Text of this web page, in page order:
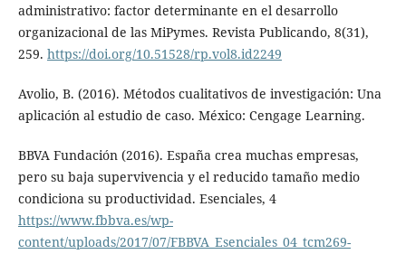
administrativo: factor determinante en el desarrollo
organizacional de las MiPymes. Revista Publicando, 8(31),
259. https://doi.org/10.51528/rp.vol8.id2249
Avolio, B. (2016). Métodos cualitativos de investigación: Una
aplicación al estudio de caso. México: Cengage Learning.
BBVA Fundación (2016). España crea muchas empresas,
pero su baja supervivencia y el reducido tamaño medio
condiciona su productividad. Esenciales, 4
https://www.fbbva.es/wp-
content/uploads/2017/07/FBBVA_Esenciales_04_tcm269-